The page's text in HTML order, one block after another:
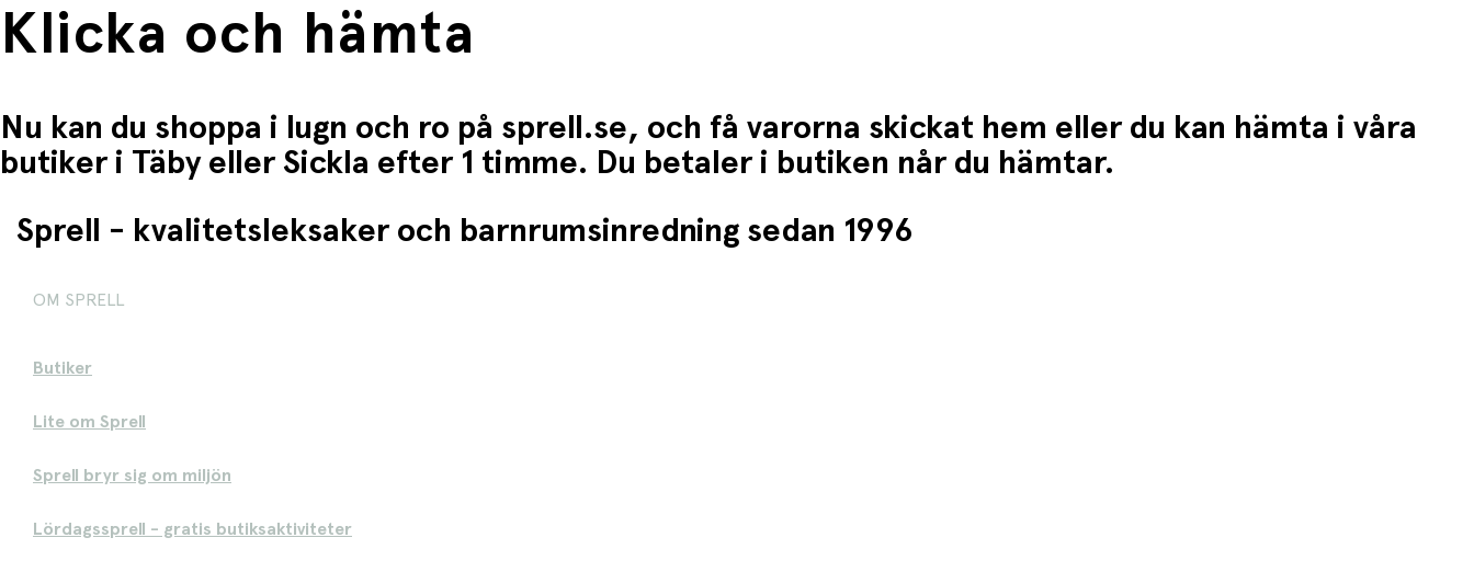
Klicka och hämta
Nu kan du shoppa i lugn och ro på sprell.se, och få varorna skickat hem eller du kan hämta i våra
butiker i Täby eller Sickla efter 1 timme. Du betaler i butiken når du hämtar.
Sprell - kvalitetsleksaker och barnrumsinredning sedan 1996
OM SPRELL
Butiker
Lite om Sprell
Sprell bryr sig om miljön
Lördagssprell - gratis butiksaktiviteter